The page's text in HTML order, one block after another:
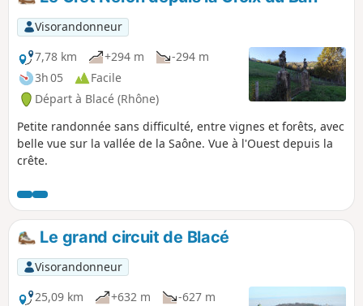
Visorandonneur
7,78 km
+294 m
-294 m
3h 05
Facile
Départ à Blacé (Rhône)
Petite randonnée sans difficulté, entre vignes et forêts, avec
belle vue sur la vallée de la Saône. Vue à l'Ouest depuis la
crête.
Le grand circuit de Blacé
Visorandonneur
25,09 km
+632 m
-627 m